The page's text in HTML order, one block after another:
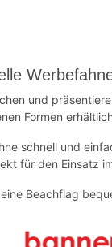
und
Formen
schnell und
für den Einsatz
Beachflag